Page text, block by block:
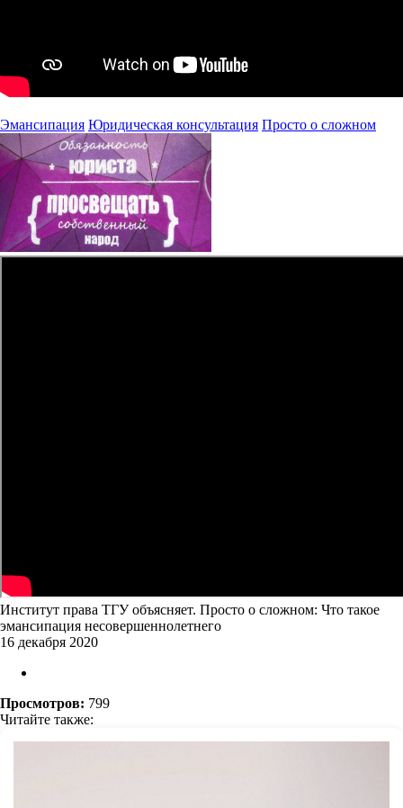
Эмансипация Юридическая консультация Просто о сложном
Институт права ТГУ объясняет. Просто о сложном: Что такое
эмансипация несовершеннолетнего
16 декабря 2020
Просмотров: 799
Читайте также: